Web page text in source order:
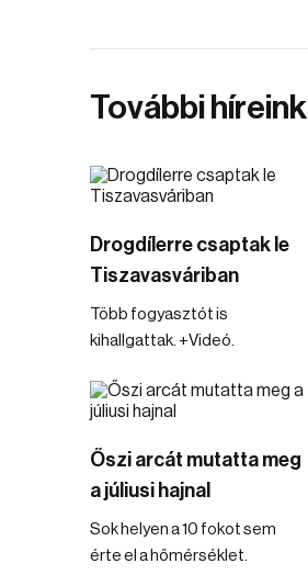
További híreink
Drogdílerre csaptak le
Tiszavasváriban
Több fogyasztót is
kihallgattak. +Videó.
Őszi arcát mutatta meg
a júliusi hajnal
Sok helyen a 10 fokot sem
érte el a hőmérséklet.